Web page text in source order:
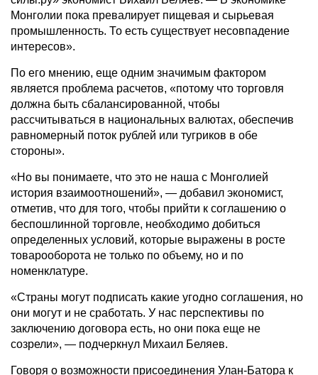
Монголии пока превалирует пищевая и сырьевая
промышленность. То есть существует несовпадение
интересов».
По его мнению, еще одним значимым фактором
является проблема расчетов, «потому что торговля
должна быть сбалансированной, чтобы
рассчитываться в национальных валютах, обеспечив
равномерный поток рублей или тугриков в обе
стороны».
«Но вы понимаете, что это не наша с Монголией
история взаимоотношений», — добавил экономист,
отметив, что для того, чтобы прийти к соглашению о
беспошлинной торговле, необходимо добиться
определенных условий, которые выражены в росте
товарооборота не только по объему, но и по
номенклатуре.
«Страны могут подписать какие угодно соглашения, но
они могут и не сработать. У нас перспективы по
заключению договора есть, но они пока еще не
созрели», — подчеркнул Михаил Беляев.
Говоря о возможности присоединения Улан-Батора к